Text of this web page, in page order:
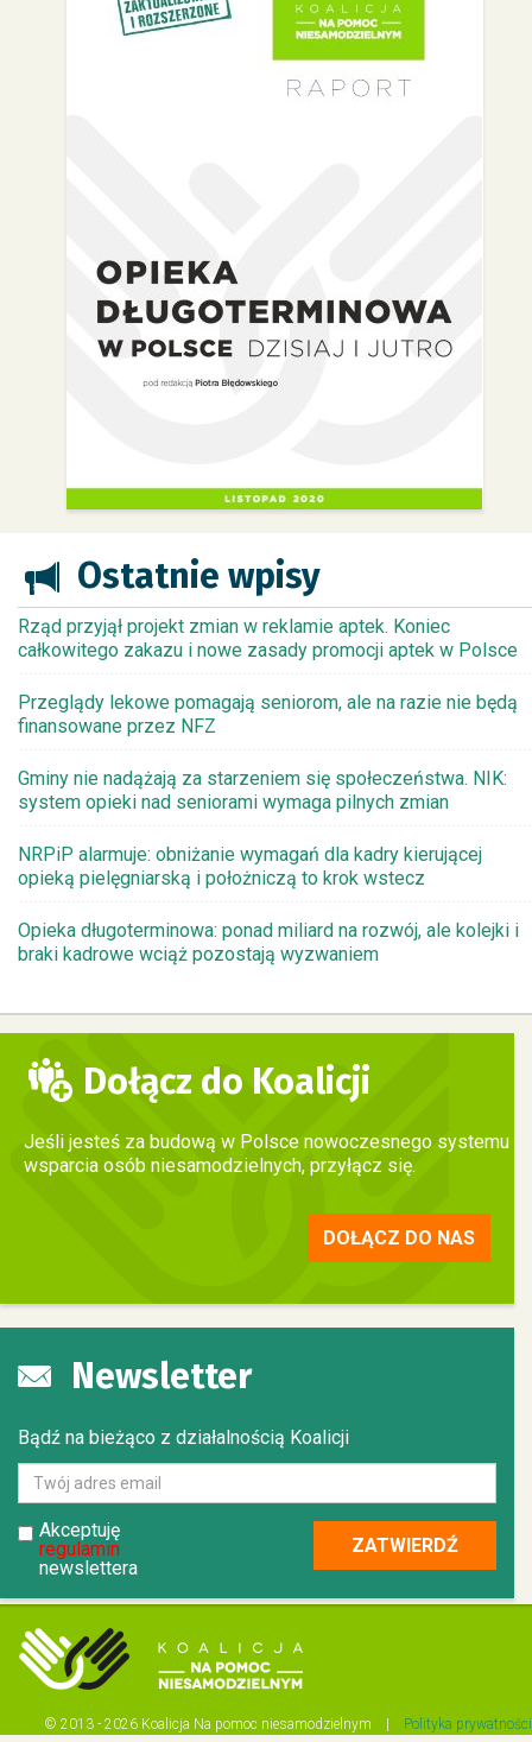
Ostatnie wpisy
Rząd przyjął projekt zmian w reklamie aptek. Koniec
całkowitego zakazu i nowe zasady promocji aptek w Polsce
Przeglądy lekowe pomagają seniorom, ale na razie nie będą
finansowane przez NFZ
Gminy nie nadążają za starzeniem się społeczeństwa. NIK:
system opieki nad seniorami wymaga pilnych zmian
NRPiP alarmuje: obniżanie wymagań dla kadry kierującej
opieką pielęgniarską i położniczą to krok wstecz
Opieka długoterminowa: ponad miliard na rozwój, ale kolejki i
braki kadrowe wciąż pozostają wyzwaniem
Dołącz do Koalicji
Jeśli jesteś za budową w Polsce nowoczesnego systemu
wsparcia osób niesamodzielnych, przyłącz się.
DOŁĄCZ DO NAS
Newsletter
Bądź na bieżąco z działalnością Koalicji
Akceptuję
regulamin
newslettera
© 2013 - 2026 Koalicja Na pomoc niesamodzielnym | Polityka prywatności